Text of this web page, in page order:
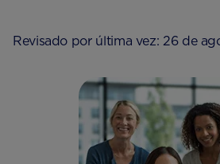
Revisado por última vez: 26 de